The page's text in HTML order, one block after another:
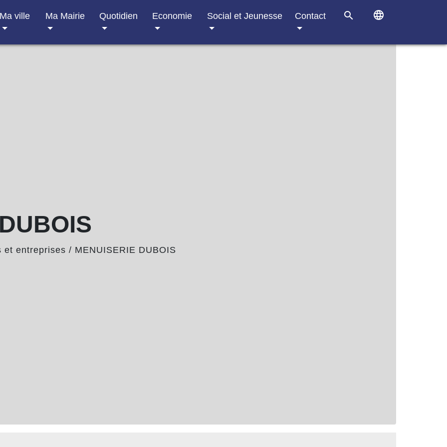
Ma ville Ma Mairie Quotidien Economie Social et Jeunesse Contact search language
et entreprises / MENUISERIE DUBOIS